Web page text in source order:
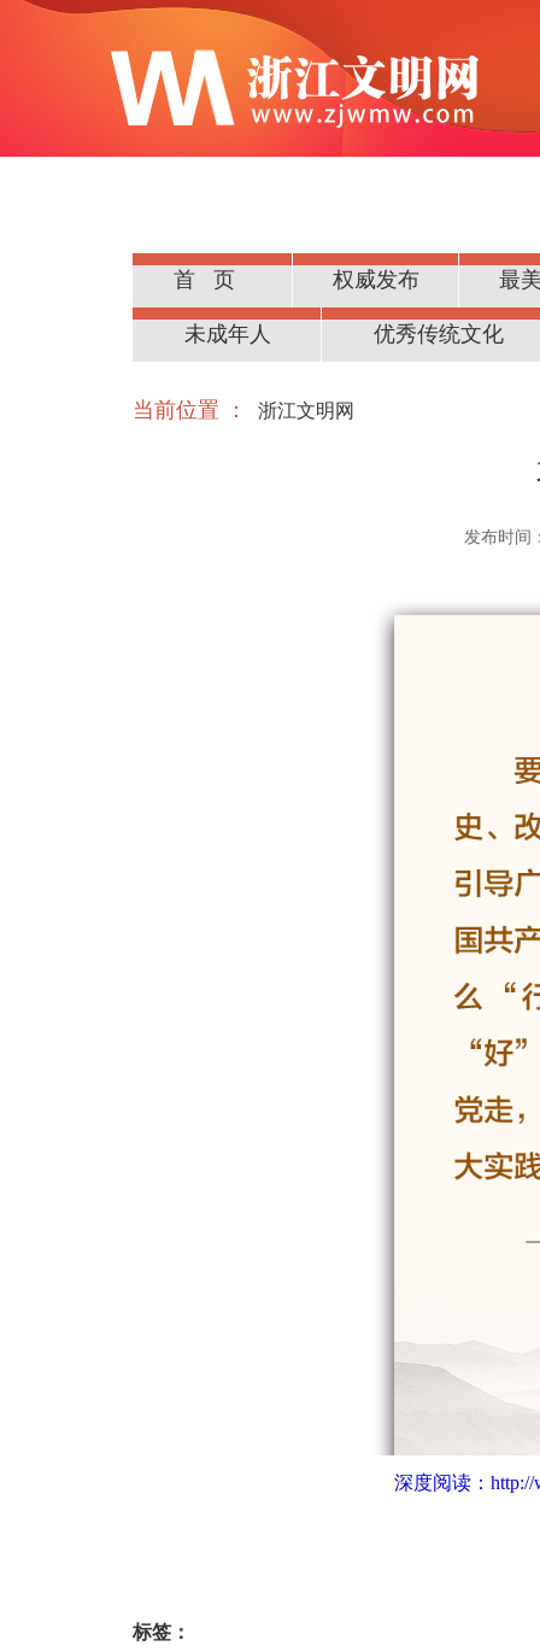
首页 权威发布 最
公民道德
未成年人 优秀传统文化
当前位置 ： 浙江文明网
发布时间
深度阅读： http://
标签：